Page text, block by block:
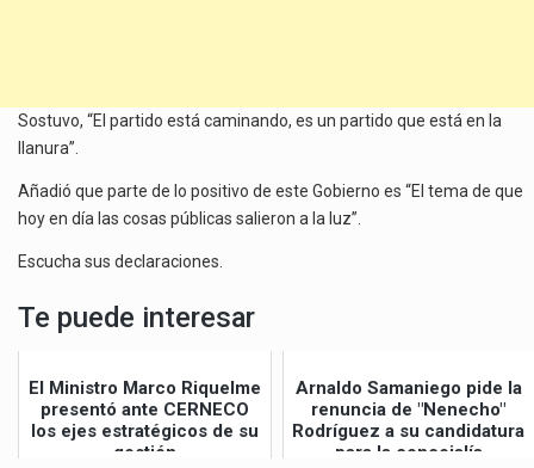
Sostuvo, “El partido está caminando, es un partido que está en la
llanura”.
Añadió que parte de lo positivo de este Gobierno es “El tema de que
hoy en día las cosas públicas salieron a la luz”.
Escucha sus declaraciones.
Te puede interesar
El Ministro Marco Riquelme
presentó ante CERNECO
los ejes estratégicos de su
gestión
Arnaldo Samaniego pide la
renuncia de "Nenecho"
Rodríguez a su candidatura
para la concejalía